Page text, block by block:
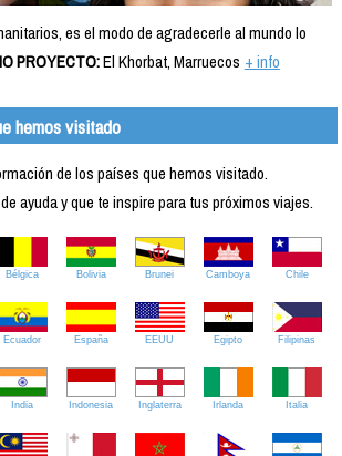
es el modo de agradecerle al mundo lo
PROYECTO:El Khorbat, Marruecos + info
hemos visitado
de los países que hemos visitado.
ayuda y que te inspire para tus próximos viajes.
Bélgica Bolivia Brunei Camboya Chile
Ecuador España EEUU Egipto Filipinas
India Indonesia Inglaterra Irlanda Italia